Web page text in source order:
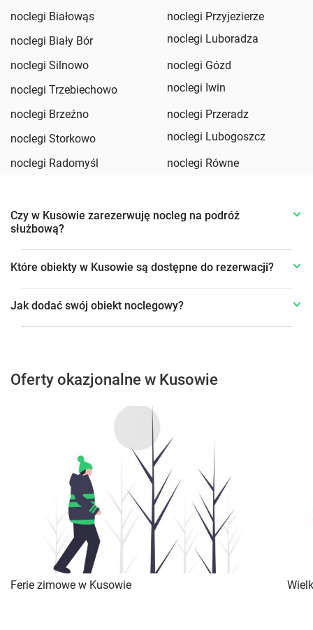
noclegi Białowąs
noclegi Przyjezierze
noclegi Biały Bór
noclegi Luboradza
noclegi Silnowo
noclegi Gózd
noclegi Trzebiechowo
noclegi Iwin
noclegi Brzeźno
noclegi Przeradz
noclegi Storkowo
noclegi Lubogoszcz
noclegi Radomyśl
noclegi Równe
Czy w Kusowie zarezerwuję nocleg na podróż
służbową?
Które obiekty w Kusowie są dostępne do rezerwacji?
Jak dodać swój obiekt noclegowy?
Oferty okazjonalne w Kusowie
Ferie zimowe w Kusowie